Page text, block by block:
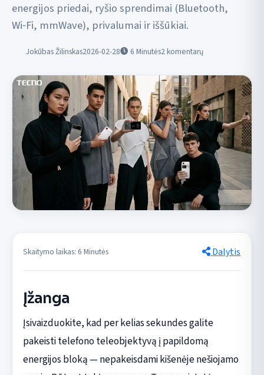
energijos priedai, ryšio sprendimai (Bluetooth,
Wi‑Fi, mmWave), privalumai ir iššūkiai.
Jokūbas Žilinskas2026-02-28 6 Minutės2 komentarų
Skaitymo laikas: 6 Minutės Dalytis
Įžanga
Įsivaizduokite, kad per kelias sekundes galite
pakeisti telefono teleobjektyvą į papildomą
energijos bloką — nepakeisdami kišenėje nešiojamo